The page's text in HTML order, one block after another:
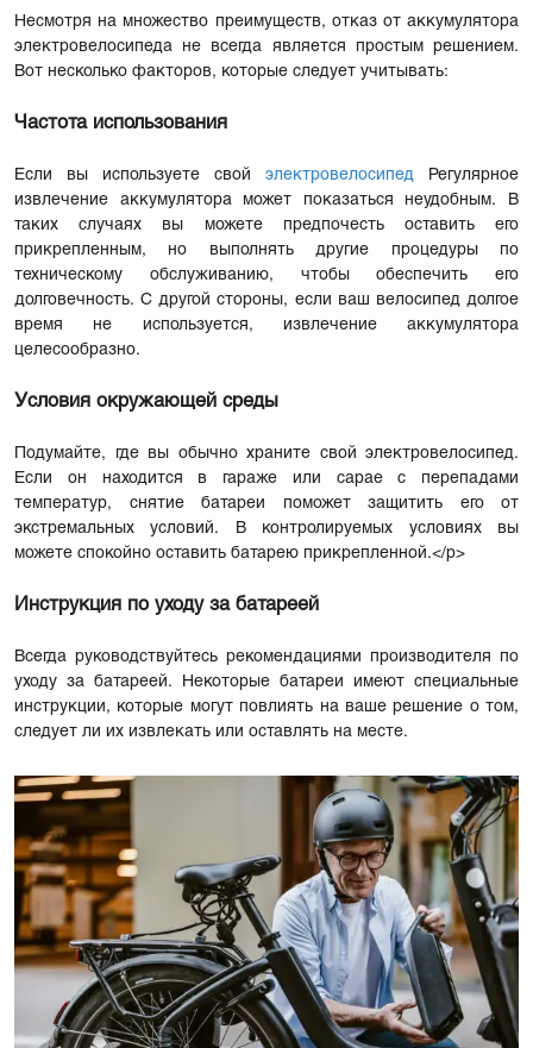
Несмотря на множество преимуществ, отказ от аккумулятора
электровелосипеда не всегда является простым решением.
Вот несколько факторов, которые следует учитывать:
Частота использования
Если вы используете свой электровелосипед Регулярное
извлечение аккумулятора может показаться неудобным. В
таких случаях вы можете предпочесть оставить его
прикрепленным, но выполнять другие процедуры по
техническому обслуживанию, чтобы обеспечить его
долговечность. С другой стороны, если ваш велосипед долгое
время не используется, извлечение аккумулятора
целесообразно.
Условия окружающей среды
Подумайте, где вы обычно храните свой электровелосипед.
Если он находится в гараже или сарае с перепадами
температур, снятие батареи поможет защитить его от
экстремальных условий. В контролируемых условиях вы
можете спокойно оставить батарею прикрепленной.</p>
Инструкция по уходу за батареей
Всегда руководствуйтесь рекомендациями производителя по
уходу за батареей. Некоторые батареи имеют специальные
инструкции, которые могут повлиять на ваше решение о том,
следует ли их извлекать или оставлять на месте.